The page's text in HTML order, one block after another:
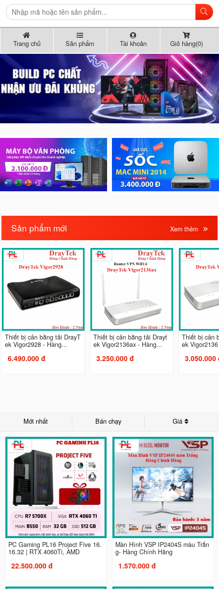
Trang chủ Sản phẩm Tài khoản Giỏ hàng(0)
Sản phẩm mới Xem thêm
Thiết bị cân bằng tải DrayT
ek Vigor2928 - Hàng...
6.490.000 đ
Thiết bị cân bằng tải Drayt
ek Vigor2136ax - Hàng...
3.250.000 đ
Thiết bị cân
ek
3.050.000
Mới nhất Bán chạy Giá
PC Gaming PL16 Project Five 16.
16.32 | RTX 4060Ti, AMD
22.500.000 đ
Màn Hình VSP IP2404S màu Trắn
g- Hàng Chính Hãng
1.570.000 đ